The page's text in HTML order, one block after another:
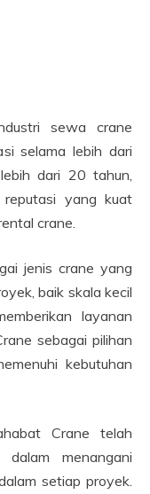
sewa crane
selama lebih dari
dari 20 tahun,
reputasi yang kuat
crane.
jenis crane yang
baik skala kecil
layanan
sebagai pilihan
kebutuhan
Crane telah
menangani
setiap proyek.